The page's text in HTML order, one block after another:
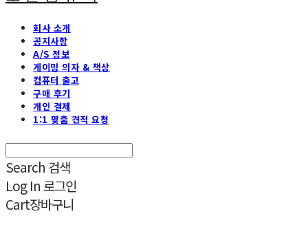
회사 소개
공지사항
A/S 정보
게이밍 의자 & 책상
컴퓨터 출고
구매 후기
개인 결제
1:1 맞춤 견적 요청
Search 검색
Log In 로그인
Cart장바구니